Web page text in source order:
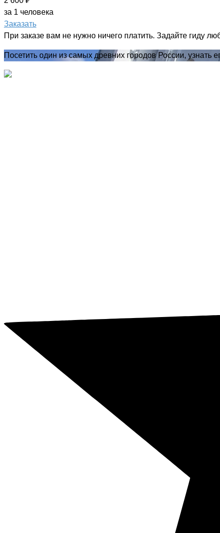
за 1 человека
Заказать
При заказе вам не нужно ничего платить. Задайте гиду
Посетить один из самых древних городов России, узнать